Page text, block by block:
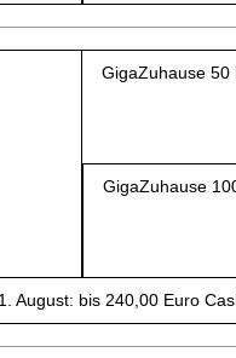
GigaZuhause 50
GigaZuhause
August: bis 240,00 Euro